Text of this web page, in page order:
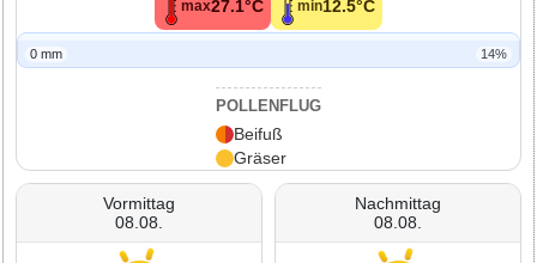
max27.1°C min12.5°C
0 mm 14%
POLLENFLUG
Beifuß
Gräser
Vormittag
08.08.
Nachmittag
08.08.